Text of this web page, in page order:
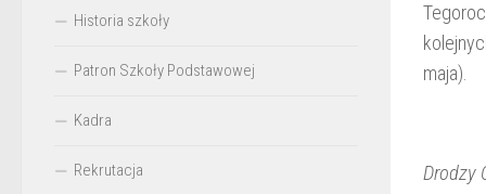
maja).
Drodzy
Historia szkoły
Patron Szkoły Podstawowej
Kadra
Rekrutacja